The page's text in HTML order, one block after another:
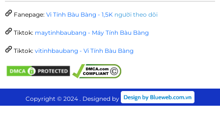
Fanepage: Vi Tính Bàu Bàng - 1,5K người theo dõi
Tiktok: maytinhbaubang - Máy Tính Bàu Bàng
Tiktok: vitinhbaubang - Vi Tính Bàu Bàng
Copyright © 2024 . Designed by